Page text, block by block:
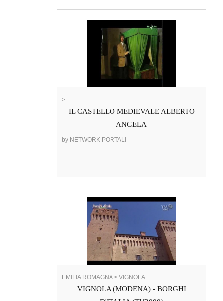
>
IL CASTELLO MEDIEVALE ALBERTO
ANGELA
by NETWORK PORTALI
EMILIA ROMAGNA > VIGNOLA
VIGNOLA (MODENA) - BORGHI